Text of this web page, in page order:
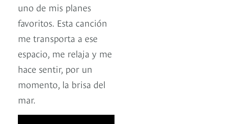
uno de mis planes
favoritos. Esta canción
me transporta a ese
espacio, me relaja y me
hace sentir, por un
momento, la brisa del
mar.